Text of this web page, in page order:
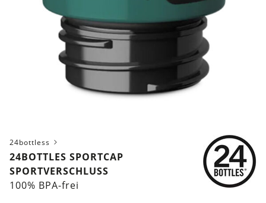
24bottless
24BOTTLES SPORTCAP
SPORTVERSCHLUSS
100% BPA-frei